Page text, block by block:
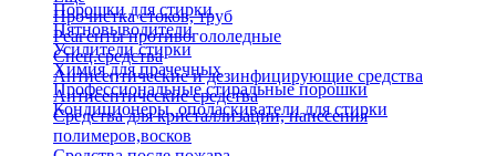
Порошки для стирки
Пятновыводители
Усилители стирки
Химия для прачечных
Профессиональные стиральные порошки
Кондиционеры, ополаскиватели для стирки
Прочистка стоков, труб
Реагенты противогололедные
Спец.средства
Антисептические и дезинфицирующие средства
Антисептические средства
Средства для кристаллизации, нанесения
полимеров,восков